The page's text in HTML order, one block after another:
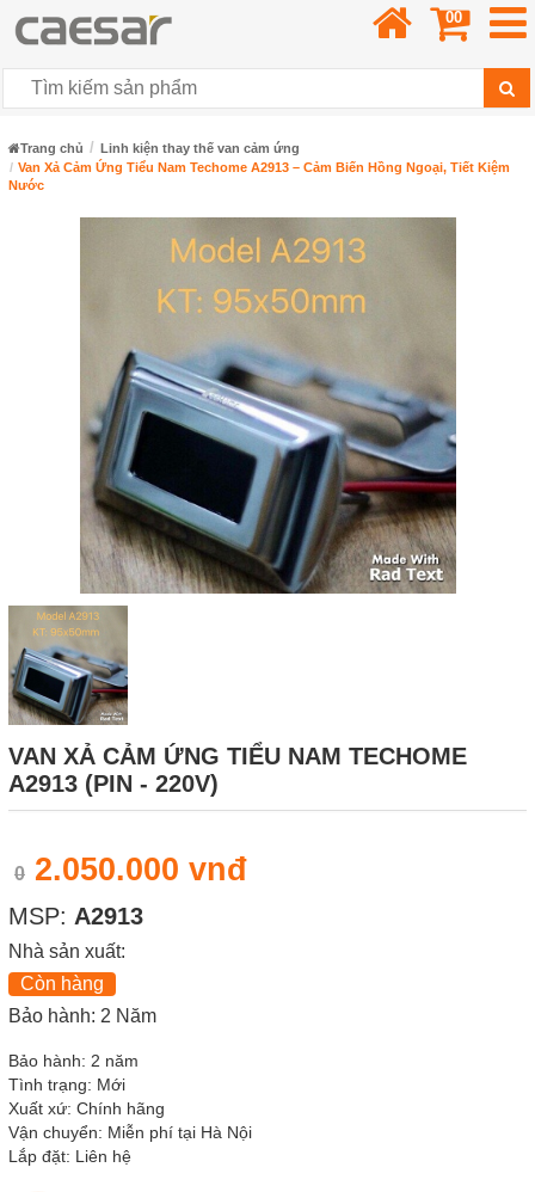
00
Trang chủ
Linh kiện thay thế van cảm ứng
Van Xả Cảm Ứng Tiểu Nam Techome A2913 – Cảm Biến Hồng Ngoại, Tiết Kiệm
Nước
VAN XẢ CẢM ỨNG TIỂU NAM TECHOME
A2913 (PIN - 220V)
0 2.050.000 vnđ
MSP: A2913
Nhà sản xuất:
Còn hàng
Bảo hành: 2 Năm
Bảo hành: 2 năm
Tình trạng: Mới
Xuất xứ: Chính hãng
Vận chuyển: Miễn phí tại Hà Nội
Lắp đặt: Liên hệ